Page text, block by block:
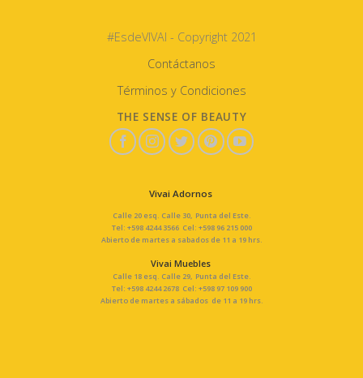
#EsdeVIVAI - Copyright 2021
Contáctanos
Términos y Condiciones
THE SENSE OF BEAUTY
Vivai Adornos
Calle 20 esq. Calle 30, Punta del Este.
Tel: +598 4244 3566 Cel: +598 96 215 000
Abierto de martes a sabados de 11 a 19 hrs.
Vivai Muebles
Calle 18 esq. Calle 29, Punta del Este.
Tel: +598 4244 2678 Cel: +598 97 109 900
Abierto de martes a sábados de 11 a 19 hrs.